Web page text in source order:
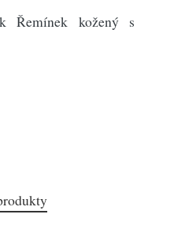
Řemínek kožený s